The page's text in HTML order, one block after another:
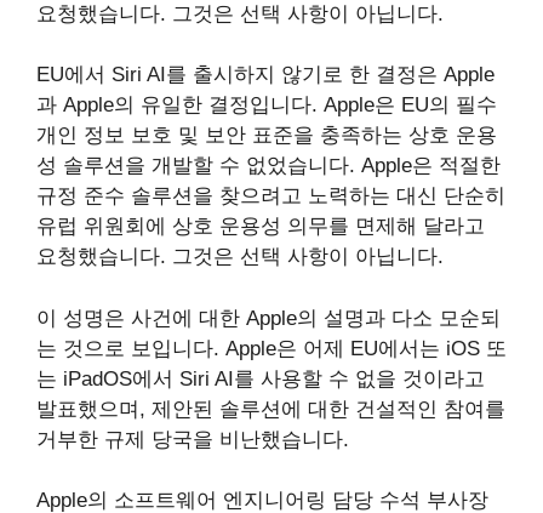
요청했습니다. 그것은 선택 사항이 아닙니다.
EU에서 Siri AI를 출시하지 않기로 한 결정은 Apple
과 Apple의 유일한 결정입니다. Apple은 EU의 필수
개인 정보 보호 및 보안 표준을 충족하는 상호 운용
성 솔루션을 개발할 수 없었습니다. Apple은 적절한
규정 준수 솔루션을 찾으려고 노력하는 대신 단순히
유럽 위원회에 상호 운용성 의무를 면제해 달라고
요청했습니다. 그것은 선택 사항이 아닙니다.
이 성명은 사건에 대한 Apple의 설명과 다소 모순되
는 것으로 보입니다. Apple은 어제 EU에서는 iOS 또
는 iPadOS에서 Siri AI를 사용할 수 없을 것이라고
발표했으며, 제안된 솔루션에 대한 건설적인 참여를
거부한 규제 당국을 비난했습니다.
Apple의 소프트웨어 엔지니어링 담당 수석 부사장